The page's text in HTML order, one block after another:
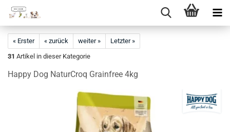
Hauptinhalt
« Erster « zurück weiter »
Letzter »
31 Artikel in dieser Kategorie
Happy Dog NaturCroq Grainfree 4kg